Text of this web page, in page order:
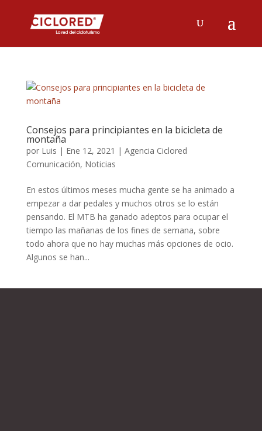
Consejos para principiantes en la bicicleta de
montaña
por Luis | Ene 12, 2021 | Agencia Ciclored
Comunicación, Noticias
En estos últimos meses mucha gente se ha animado a
empezar a dar pedales y muchos otros se lo están
pensando. El MTB ha ganado adeptos para ocupar el
tiempo las mañanas de los fines de semana, sobre
todo ahora que no hay muchas más opciones de ocio.
Algunos se han...